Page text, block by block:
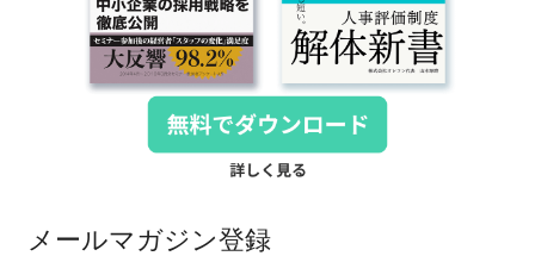
メールマガジン登録